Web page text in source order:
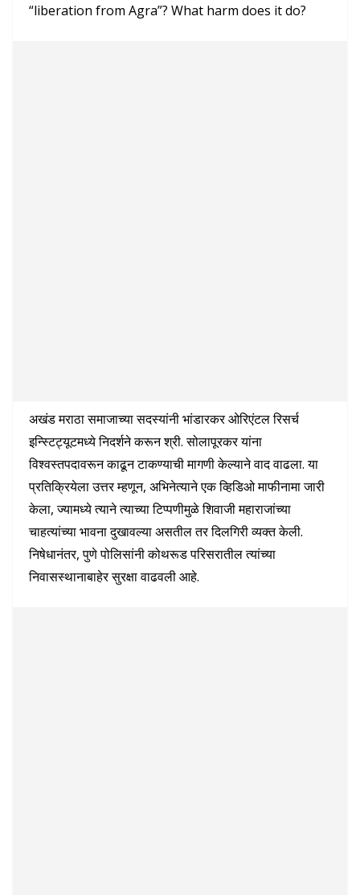
“liberation from Agra”? What harm does it do?
अखंड मराठा समाजाच्या सदस्यांनी भांडारकर ओरिएंटल रिसर्च
इन्स्टिट्यूटमध्ये निदर्शने करून श्री. सोलापूरकर यांना
विश्वस्तपदावरून काढून टाकण्याची मागणी केल्याने वाद वाढला. या
प्रतिक्रियेला उत्तर म्हणून, अभिनेत्याने एक व्हिडिओ माफीनामा जारी
केला, ज्यामध्ये त्याने त्याच्या टिप्पणीमुळे शिवाजी महाराजांच्या
चाहत्यांच्या भावना दुखावल्या असतील तर दिलगिरी व्यक्त केली.
निषेधानंतर, पुणे पोलिसांनी कोथरूड परिसरातील त्यांच्या
निवासस्थानाबाहेर सुरक्षा वाढवली आहे.